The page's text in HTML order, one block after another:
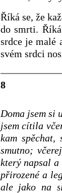
Říká se, že
do smrti.
srdce je malé
svém srdci
8
Doma jsem si
jsem cítila
kam
smutno;
který napsal
přirozené a
ale jako na